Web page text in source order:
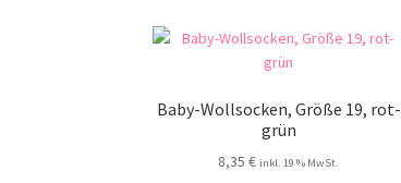
Baby-Wollsocken, Größe 19, rot-
grün
8,35€ inkl. 19 % MwSt.